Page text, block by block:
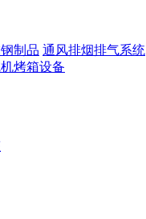
制品 通风排烟排气系统
烤箱设备